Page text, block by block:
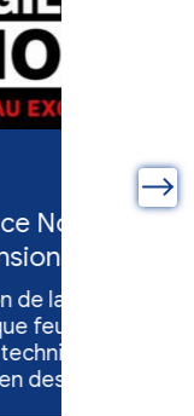
Feux